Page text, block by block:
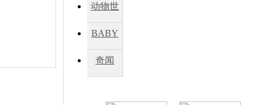
因
动物世
BABY
秀
奇闻